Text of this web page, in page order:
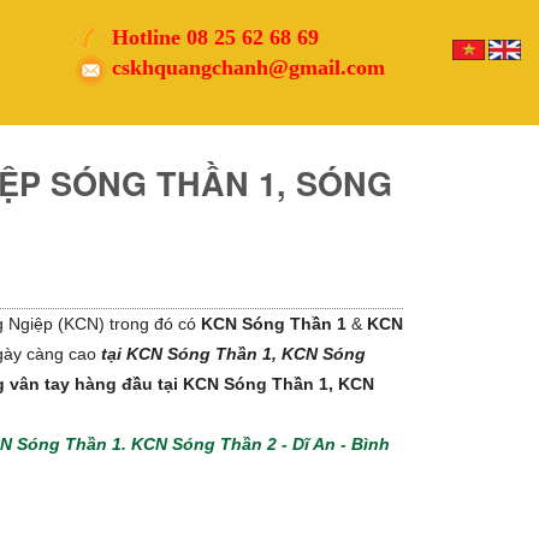
Hotline 08 25 62 68 69
cskhquangchanh@gmail.com
SÓNG THẦN 1, SÓNG
(KCN) trong đó có KCN Sóng Thần 1 & KCN
càng cao tại KCN Sóng Thần 1, KCN Sóng
vân tay hàng đầu tại KCN Sóng Thần 1, KCN
Thần 1. KCN Sóng Thần 2 - Dĩ An - Bình